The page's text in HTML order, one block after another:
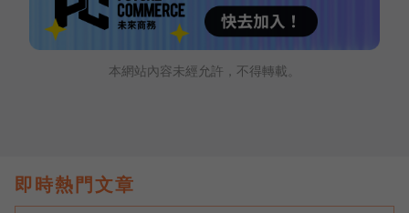
本網站內容未經允許，不得轉載。
即時熱門文章